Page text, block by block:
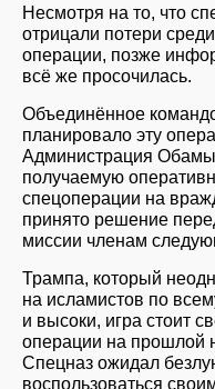
Несмотря на то, что
отрицали потери
операции, позже
всё же просочилась.
Объединённое
планировало эту
Администрация
получаемую
спецоперации на
принято решение
миссии членам
Трампа, который
на исламистов по
и высоки, игра стоит
операции на прошлой
Спецназ ожидал
воспользоваться